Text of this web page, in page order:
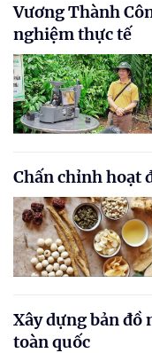
Vương Thành
nghiệm thực tế
Chấn chỉnh hoạt
Xây dựng bản đồ
toàn quốc